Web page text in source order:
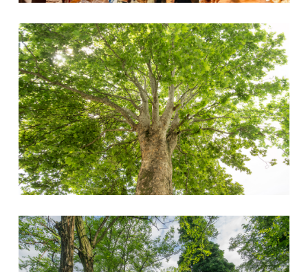
Platano via Malossa
Roggia Vailata